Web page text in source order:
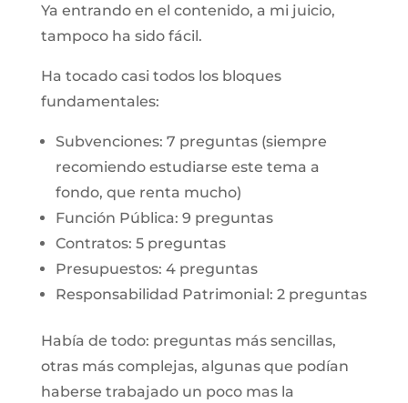
Ya entrando en el contenido, a mi juicio,
tampoco ha sido fácil.
Ha tocado casi todos los bloques
fundamentales:
Subvenciones: 7 preguntas (siempre
recomiendo estudiarse este tema a
fondo, que renta mucho)
Función Pública: 9 preguntas
Contratos: 5 preguntas
Presupuestos: 4 preguntas
Responsabilidad Patrimonial: 2 preguntas
Había de todo: preguntas más sencillas,
otras más complejas, algunas que podían
haberse trabajado un poco mas la